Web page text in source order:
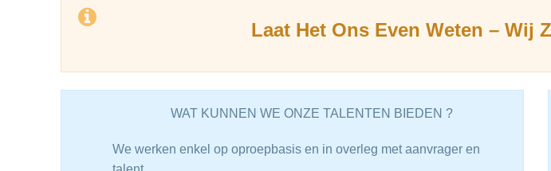
Laat Het Ons Even Weten – Wij
WAT KUNNEN WE ONZE TALENTEN BIEDEN ?
We werken enkel op oproepbasis en in overleg met aanvrager en